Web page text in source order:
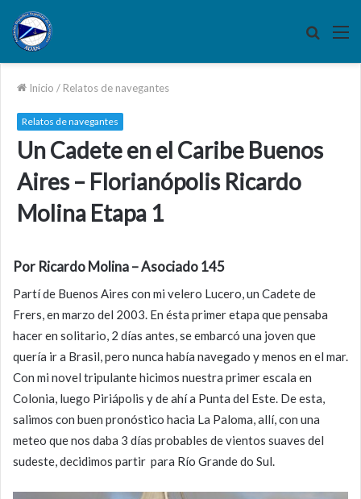
Buscar
Inicio / Relatos de navegantes
Relatos de navegantes
Un Cadete en el Caribe Buenos
Aires – Florianópolis Ricardo
Molina Etapa 1
Por Ricardo Molina – Asociado 145
Partí de Buenos Aires con mi velero Lucero, un Cadete de
Frers, en marzo del 2003. En ésta primer etapa que pensaba
hacer en solitario, 2 días antes, se embarcó una joven que
quería ir a Brasil, pero nunca había navegado y menos en el mar.
Con mi novel tripulante hicimos nuestra primer escala en
Colonia, luego Piriápolis y de ahí a Punta del Este. De esta,
salimos con buen pronóstico hacia La Paloma, allí, con una
meteo que nos daba 3 días probables de vientos suaves del
sudeste, decidimos partir para Río Grande do Sul.